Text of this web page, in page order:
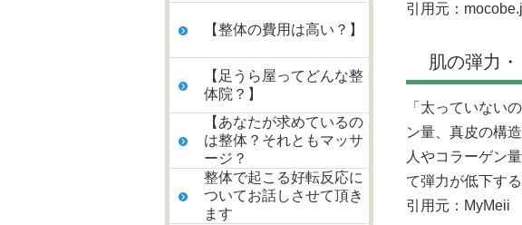
【整体の費用は高い？】
【足うら屋ってどんな整
体院？】
【あなたが求めているの
は整体？それともマッサ
ージ？
整体で起こる好転反応に
ついてお話しさせて頂き
ます
引用元：
肌の弾力
「太っていない
ン量、真皮の構
人やコラーゲン
て弾力が低下す
引用元： MyMeii